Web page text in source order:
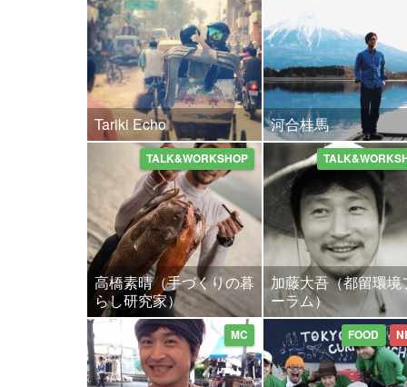
Tariki Echo 河合桂馬
高橋素晴（手づくりの暮
らし研究家）
TALK&WORKSHOP
加藤大吾（都留環境
ーラム）
MC FOOD